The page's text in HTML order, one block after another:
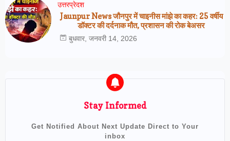
उत्तरप्रेदश
Jaunpur News जौनपुर में चाइनीस मांझे का कहर: 25 वर्षीय
डॉक्टर की दर्दनाक मौत, प्रशासन की रोक बेअसर
बुधवार, जनवरी 14, 2026
Stay Informed
Get Notified About Next Update Direct to Your
inbox